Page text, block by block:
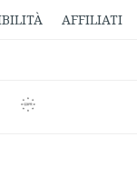
AFFILIATI
Informativa